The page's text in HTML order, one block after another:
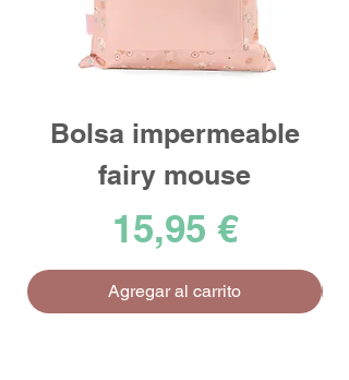
Bolsa impermeable
fairy mouse
Precio
15,95 €
Agregar al carrito